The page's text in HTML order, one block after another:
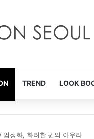
TREND LOOK
/ 엄정화, 화려한 퀸의 아우라